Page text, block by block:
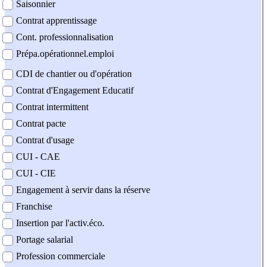
Saisonnier
Contrat apprentissage
Cont. professionnalisation
Prépa.opérationnel.emploi
CDI de chantier ou d'opération
Contrat d'Engagement Educatif
Contrat intermittent
Contrat pacte
Contrat d'usage
CUI - CAE
CUI - CIE
Engagement à servir dans la réserve
Franchise
Insertion par l'activ.éco.
Portage salarial
Profession commerciale